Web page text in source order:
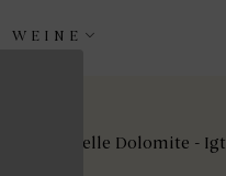
WEINE
Vigneti delle Dolomite - Igt